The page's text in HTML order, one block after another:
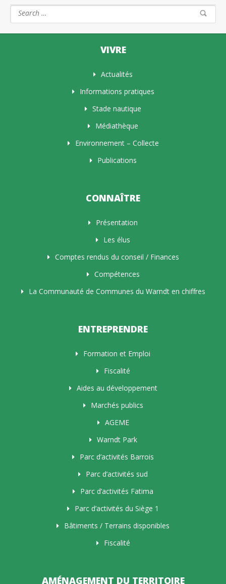
VIVRE
Actualités
Informations pratiques
Stade nautique
Médiathèque
Environnement – Collecte
Publications
CONNAÎTRE
Présentation
Les élus
Comptes rendus du conseil / Finances
Compétences
La Communauté de Communes du Warndt en chiffres
ENTREPRENDRE
Formation et Emploi
Fiscalité
Aides au développement
Marchés publics
AGEME
Warndt Park
Parc d’activités Barrois
Parc d’activités sud
Parc d’activités Fatima
Parc d’activités du Siège 1
Bâtiments / Terrains disponibles
Fiscalité
AMÉNAGEMENT DU TERRITOIRE